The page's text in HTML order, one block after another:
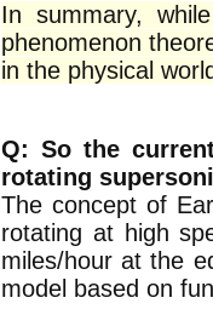
In summary,
phenomenon
in the physical
Q: So the
rotating
The concept of
rotating at high
miles/hour at the
model based on